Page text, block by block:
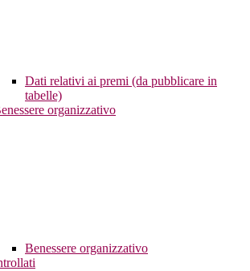
Dati relativi ai premi (da pubblicare in
tabelle)
organizzativo
Benessere organizzativo